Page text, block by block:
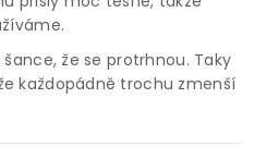
že se protrhnou. Taky
každopádně trochu zmenší